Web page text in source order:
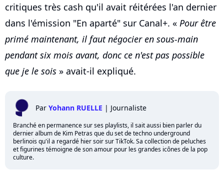
critiques très cash qu'il avait réitérées l'an dernier
dans l'émission "En aparté" sur Canal+. « Pour être
primé maintenant, il faut négocier en sous-main
pendant six mois avant, donc ce n'est pas possible
que je le sois » avait-il expliqué.
Par Yohann RUELLE | Journaliste
Branché en permanence sur ses playlists, il sait aussi bien parler du
dernier album de Kim Petras que du set de techno underground
berlinois qu'il a regardé hier soir sur TikTok. Sa collection de peluches
et figurines témoigne de son amour pour les grandes icônes de la pop
culture.